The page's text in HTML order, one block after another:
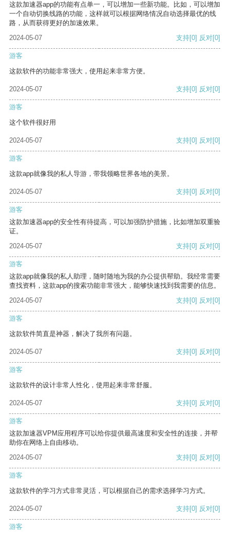
这款加速器app的功能有点单一，可以增加一些新功能。比如，可以增加
一个自动切换线路的功能，这样就可以根据网络情况自动选择最优的线
路，从而获得更好的加速效果。
2024-05-07
支持[0] 反对[0]
游客
这款软件的功能非常强大，使用起来非常方便。
2024-05-07 支持[0] 反对[0]
游客
这个软件很好用
2024-05-07 支持[0] 反对[0]
游客
这款app就像我的私人导游，带我领略世界各地的美景。
2024-05-07 支持[0] 反对[0]
游客
这款加速器app的安全性有待提高，可以加强防护措施，比如增加双重验
证。
2024-05-07
支持[0] 反对[0]
游客
这款app就像我的私人助理，随时随地为我的办公提供帮助。我经常需要
查找资料，这款app的搜索功能非常强大，能够快速找到我需要的信息。
2024-05-07
支持[0] 反对[0]
游客
这款软件简直是神器，解决了我所有问题。
2024-05-07 支持[0] 反对[0]
游客
这款软件的设计非常人性化，使用起来非常舒服。
2024-05-07 支持[0] 反对[0]
游客
这款加速器VPM应用程序可以给你提供最高速度和安全性的连接，并帮
助你在网络上自由移动。
2024-05-07
支持[0] 反对[0]
游客
这款软件的学习方式非常灵活，可以根据自己的需求选择学习方式。
2024-05-07 支持[0] 反对[0]
游客